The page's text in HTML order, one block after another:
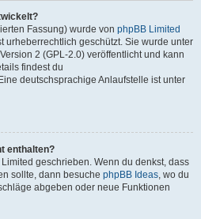
Fassung) wurde von phpBB Limited
urheberrechtlich geschützt. Sie wurde unter
2 (GPL-2.0) veröffentlicht und kann
findest du
deutschsprachige Anlaufstelle ist unter
enthalten?
geschrieben. Wenn du denkst, dass
sollte, dann besuche phpBB Ideas, wo du
abgeben oder neue Funktionen